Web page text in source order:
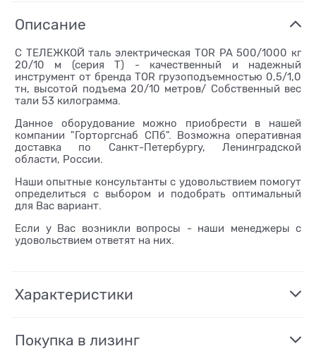
Описание
С ТЕЛЕЖКОЙ таль электрическая TOR PA 500/1000 кг
20/10 м (серия Т) - качественный и надежный
инструмент от бренда TOR грузоподъемностью 0,5/1,0
тн, высотой подъема 20/10 метров/ Собственный вес
тали 53 килограмма.
Данное оборудование можно приобрести в нашей
компании "Горторгснаб СПб". Возможна оперативная
доставка по Санкт-Петербургу, Ленинградской
области, России.
Наши опытные консультанты с удовольствием помогут
определиться с выбором и подобрать оптимальный
для Вас вариант.
Если у Вас возникли вопросы - наши менеджеры с
удовольствием ответят на них.
Характеристики
Покупка в лизинг